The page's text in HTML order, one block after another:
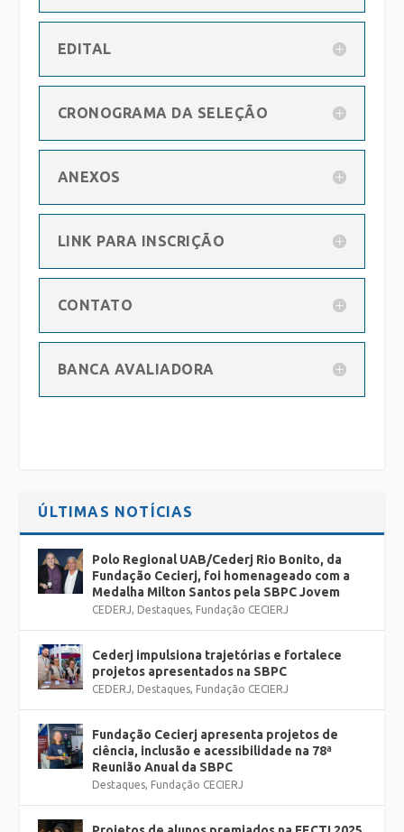
EDITAL
CRONOGRAMA DA SELEÇÃO
ANEXOS
LINK PARA INSCRIÇÃO
CONTATO
BANCA AVALIADORA
ÚLTIMAS NOTÍCIAS
Polo Regional UAB/Cederj Rio Bonito, da
Fundação Cecierj, foi homenageado com a
Medalha Milton Santos pela SBPC Jovem
CEDERJ, Destaques, Fundação CECIERJ
Cederj impulsiona trajetórias e fortalece
projetos apresentados na SBPC
CEDERJ, Destaques, Fundação CECIERJ
Fundação Cecierj apresenta projetos de
ciência, inclusão e acessibilidade na 78ª
Reunião Anual da SBPC
Destaques, Fundação CECIERJ